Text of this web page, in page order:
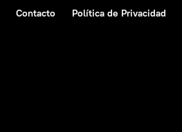
Contacto Política de Privacidad